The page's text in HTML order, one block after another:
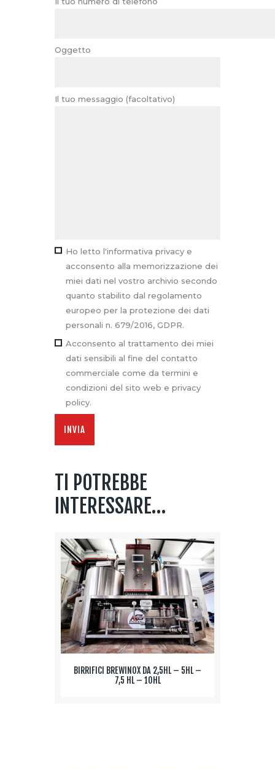
Oggetto
Il tuo messaggio (facoltativo)
Ho letto l'informativa privacy e
acconsento alla memorizzazione dei
miei dati nel vostro archivio secondo
quanto stabilito dal regolamento
europeo per la protezione dei dati
personali n. 679/2016, GDPR.
Acconsento al trattamento dei miei
dati sensibili al fine del contatto
commerciale come da termini e
condizioni del sito web e privacy
policy.
TI POTREBBE
INTERESSARE…
BIRRIFICI BREWINOX DA 2,5HL – 5HL –
7,5 HL – 10HL